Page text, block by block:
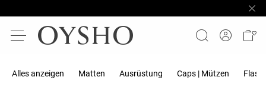
Alles anzeigen Matten Ausrüstung Caps | Mützen